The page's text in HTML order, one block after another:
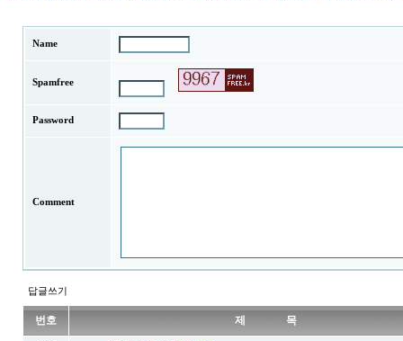
Name
Spamfree
Password
Comment
답글쓰기
번호 제 목